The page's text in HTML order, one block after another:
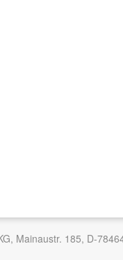
Mainaustr. 185, D-